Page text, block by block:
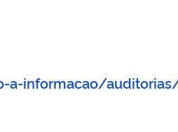
informacao/auditorias/